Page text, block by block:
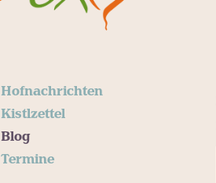
Hofnachrichten
Kistlzettel
Blog
Termine